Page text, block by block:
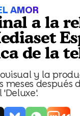
AMOR
a la
de la
y la
meses después